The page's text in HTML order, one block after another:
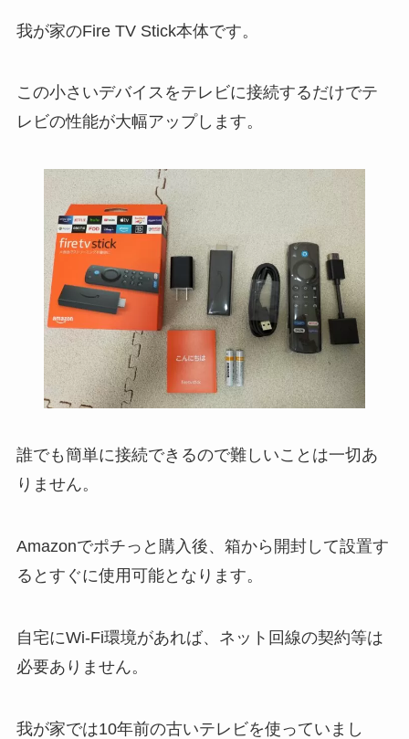
我が家のFire TV Stick本体です。
この小さいデバイスをテレビに接続するだけでテ
レビの性能が大幅アップします。
誰でも簡単に接続できるので難しいことは一切あ
りません。
Amazonでポチっと購入後、箱から開封して設置す
るとすぐに使用可能となります。
自宅にWi-Fi環境があれば、ネット回線の契約等は
必要ありません。
我が家では10年前の古いテレビを使っていまし